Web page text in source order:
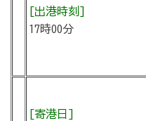
[出港時刻]
17時00分
[寄港日]